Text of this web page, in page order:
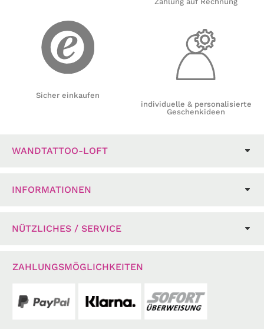
Sicher einkaufen
individuelle & personalisierte
Geschenkideen
WANDTATTOO-LOFT
INFORMATIONEN
NÜTZLICHES / SERVICE
ZAHLUNGSMÖGLICHKEITEN